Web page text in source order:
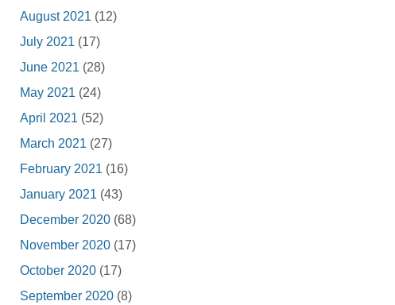
August 2021 (12)
July 2021 (17)
June 2021 (28)
May 2021 (24)
April 2021 (52)
March 2021 (27)
February 2021 (16)
January 2021 (43)
December 2020 (68)
November 2020 (17)
October 2020 (17)
September 2020 (8)